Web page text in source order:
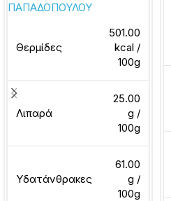
ΠΑΠΑΔΟΠΟΥΛΟΥ
Θερμίδες
501.00
kcal /
100g
Λιπαρά
25.00
g /
100g
Υδατάνθρακες
61.00
g /
100g